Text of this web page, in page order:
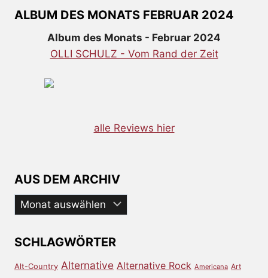
ALBUM DES MONATS FEBRUAR 2024
Album des Monats - Februar 2024
OLLI SCHULZ - Vom Rand der Zeit
alle Reviews hier
AUS DEM ARCHIV
Aus
dem
SCHLAGWÖRTER
Alt-Country Alternative Alternative Rock Americana Art